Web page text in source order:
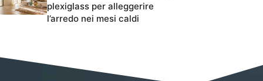
plexiglass per alleggerire
l’arredo nei mesi caldi